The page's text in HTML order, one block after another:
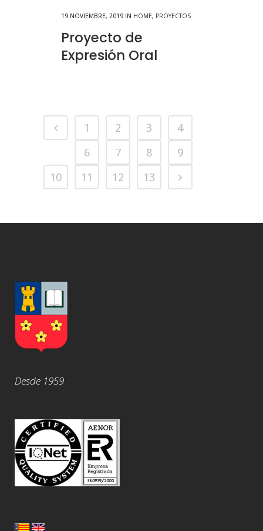
19 NOVIEMBRE, 2019 IN HOME, PROYECTOS
Proyecto de
Expresión Oral
1 2 3
4
6 7 8
9
10
11 12 13
Desde 1959